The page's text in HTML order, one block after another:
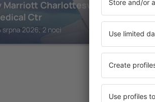
Charlottesville
Ctr
srpna 2026, 2 noci